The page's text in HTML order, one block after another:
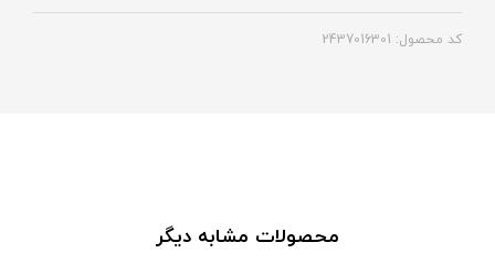
کد محصول: 2437016301
محصولات مشابه دیگر